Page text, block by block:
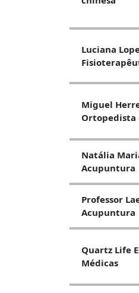
Luciana
Miguel
Ortopedista
Natália
Acupuntura
Professor
Acupuntura
Quartz Life
Médicas